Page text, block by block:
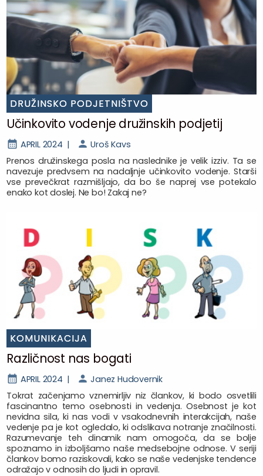
DRUŽINSKO PODJETNIŠTVO
Učinkovito vodenje družinskih podjetij
APRIL 2024 |
Uroš Kavs
Prenos družinskega posla na naslednike je velik izziv. Ta se
navezuje predvsem na nadaljnje učinkovito vodenje. Starši
vse prevečkrat razmišljajo, da bo še naprej vse potekalo
enako kot doslej. Ne bo! Zakaj ne?
KOMUNIKACIJA
Različnost nas bogati
APRIL 2024 |
Janez Hudovernik
Tokrat začenjamo vznemirljiv niz člankov, ki bodo osvetlili
fascinantno temo osebnosti in vedenja. Osebnost je kot
nevidna sila, ki nas vodi v vsakodnevnih interakcijah, naše
vedenje pa je kot ogledalo, ki odslikava notranje značilnosti.
Razumevanje teh dinamik nam omogoča, da se bolje
spoznamo in izboljšamo naše medsebojne odnose. V seriji
člankov bomo raziskovali, kako se naše vedenjske tendence
odražajo v odnosih do ljudi in opravil.